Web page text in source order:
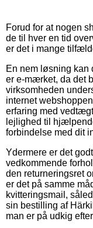
Forud for at nogen
de til hver en tid
er det i mange
En nem løsning kan
er e-mærket, da det
virksomheden
internet
erfaring med
lejlighed til
forbindelse med dit
Ydermere er det
vedkommende
den returneringsret
er det på samme
kvitteringsmail,
sin bestilling af
man er på udkig